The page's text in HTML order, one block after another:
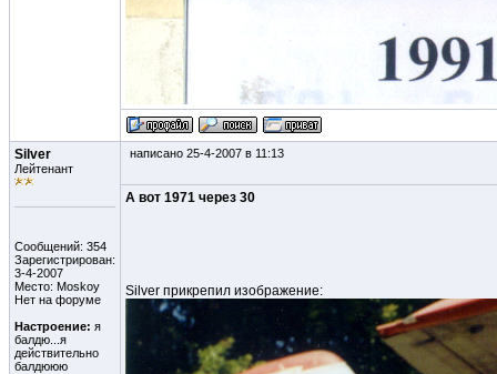
Silver
Лейтенант
Сообщений: 354
Зарегистрирован:
3-4-2007
Место: Moskoy
Нет на форуме
Настроение: я
балдю...я
действительно
балдююю
написано 25-4-2007 в 11:13
А вот 1971 через 30
Silver прикрепил изображение: